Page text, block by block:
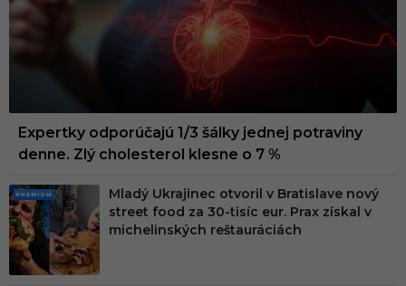
Expertky odporúčajú 1/3 šálky jednej potraviny
denne. Zlý cholesterol klesne o 7 %
PRE
MIU
M
Mladý Ukrajinec otvoril v Bratislave nový
street food za 30-tisíc eur. Prax získal v
michelinských reštauráciách